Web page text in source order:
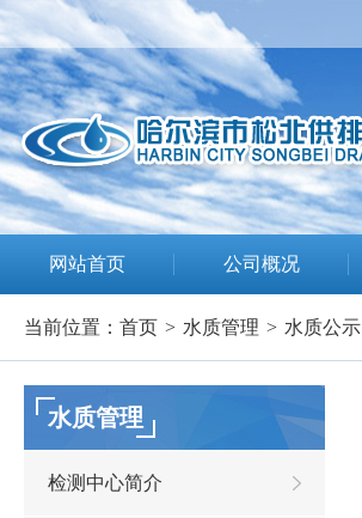
网站首页 公司概况
当前位置： 首页 > 水质管理 > 水质公示
水质管理
检测中心简介